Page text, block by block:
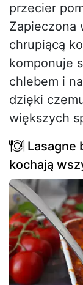
przecier
Zapieczona
chrupiącą
komponuje
chlebem i
dzięki
większych
Lasagne
kochają